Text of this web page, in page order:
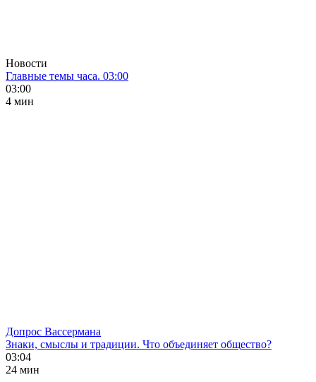
Новости
Главные темы часа. 03:00
03:00
4 мин
Допрос Вассермана
Знаки, смыслы и традиции. Что объединяет общество?
03:04
24 мин